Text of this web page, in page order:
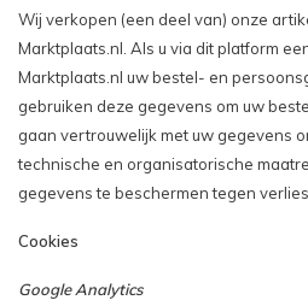
Wij verkopen (een deel van) onze
Marktplaats.nl. Als u via dit platform
Marktplaats.nl uw bestel- en
gebruiken deze gegevens om uw
gaan vertrouwelijk met uw gegevens
technische en organisatorische
gegevens te beschermen tegen
Cookies
Google Analytics